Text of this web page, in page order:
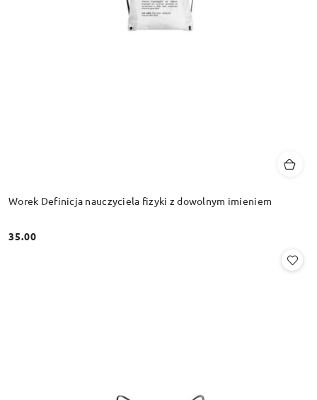
Worek Definicja nauczyciela fizyki z dowolnym imieniem
Cena:
35.00